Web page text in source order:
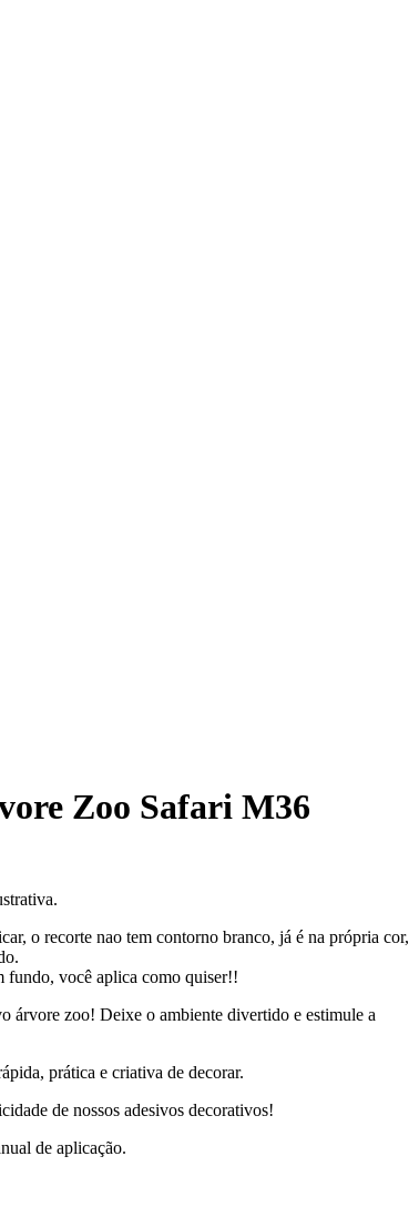
Zoo Safari M36
o recorte nao tem contorno branco, já é na própria cor,
fundo, você aplica como quiser!!
árvore zoo! Deixe o ambiente divertido e estimule a
prática e criativa de decorar.
de nossos adesivos decorativos!
de aplicação.